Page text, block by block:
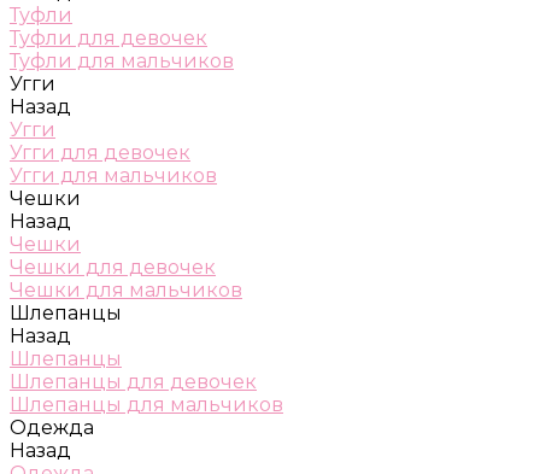
Туфли
Туфли для девочек
Туфли для мальчиков
Угги
Назад
Угги
Угги для девочек
Угги для мальчиков
Чешки
Назад
Чешки
Чешки для девочек
Чешки для мальчиков
Шлепанцы
Назад
Шлепанцы
Шлепанцы для девочек
Шлепанцы для мальчиков
Одежда
Назад